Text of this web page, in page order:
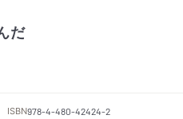
だ
ISBN978-4-480-42424-2